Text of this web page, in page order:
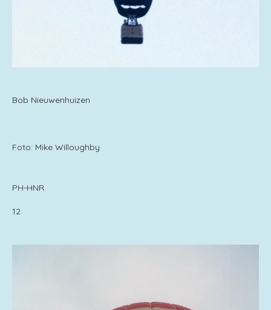
Bob Nieuwenhuizen
Foto: Mike Willoughby
PH-HNR
12.